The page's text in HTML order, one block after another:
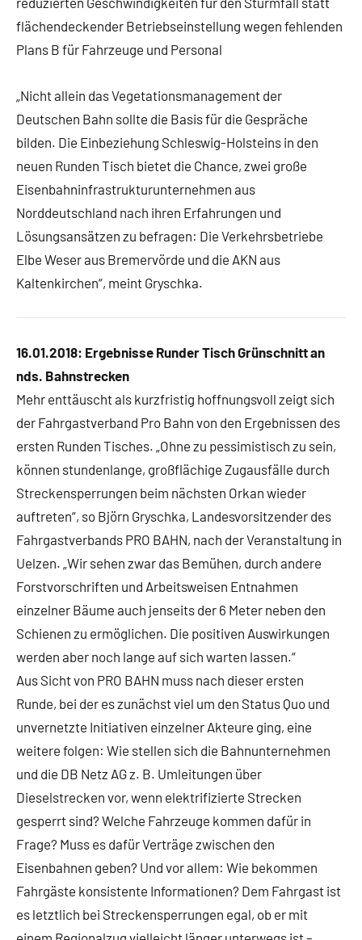
flächendeckender Betriebseinstellung wegen fehlenden
Plans B für Fahrzeuge und Personal
„Nicht allein das Vegetationsmanagement der
Deutschen Bahn sollte die Basis für die Gespräche
bilden. Die Einbeziehung Schleswig-Holsteins in den
neuen Runden Tisch bietet die Chance, zwei große
Eisenbahninfrastrukturunternehmen aus
Norddeutschland nach ihren Erfahrungen und
Lösungsansätzen zu befragen: Die Verkehrsbetriebe
Elbe Weser aus Bremervörde und die AKN aus
Kaltenkirchen“, meint Gryschka.
16.01.2018: Ergebnisse Runder Tisch Grünschnitt an
nds. Bahnstrecken
Mehr enttäuscht als kurzfristig hoffnungsvoll zeigt sich
der Fahrgastverband Pro Bahn von den Ergebnissen des
ersten Runden Tisches. „Ohne zu pessimistisch zu sein,
können stundenlange, großflächige Zugausfälle durch
Streckensperrungen beim nächsten Orkan wieder
auftreten“, so Björn Gryschka, Landesvorsitzender des
Fahrgastverbands PRO BAHN, nach der Veranstaltung in
Uelzen. „Wir sehen zwar das Bemühen, durch andere
Forstvorschriften und Arbeitsweisen Entnahmen
einzelner Bäume auch jenseits der 6 Meter neben den
Schienen zu ermöglichen. Die positiven Auswirkungen
werden aber noch lange auf sich warten lassen.“
Aus Sicht von PRO BAHN muss nach dieser ersten
Runde, bei der es zunächst viel um den Status Quo und
unvernetzte Initiativen einzelner Akteure ging, eine
weitere folgen: Wie stellen sich die Bahnunternehmen
und die DB Netz AG z. B. Umleitungen über
Dieselstrecken vor, wenn elektrifizierte Strecken
gesperrt sind? Welche Fahrzeuge kommen dafür in
Frage? Muss es dafür Verträge zwischen den
Eisenbahnen geben? Und vor allem: Wie bekommen
Fahrgäste konsistente Informationen? Dem Fahrgast ist
es letztlich bei Streckensperrungen egal, ob er mit